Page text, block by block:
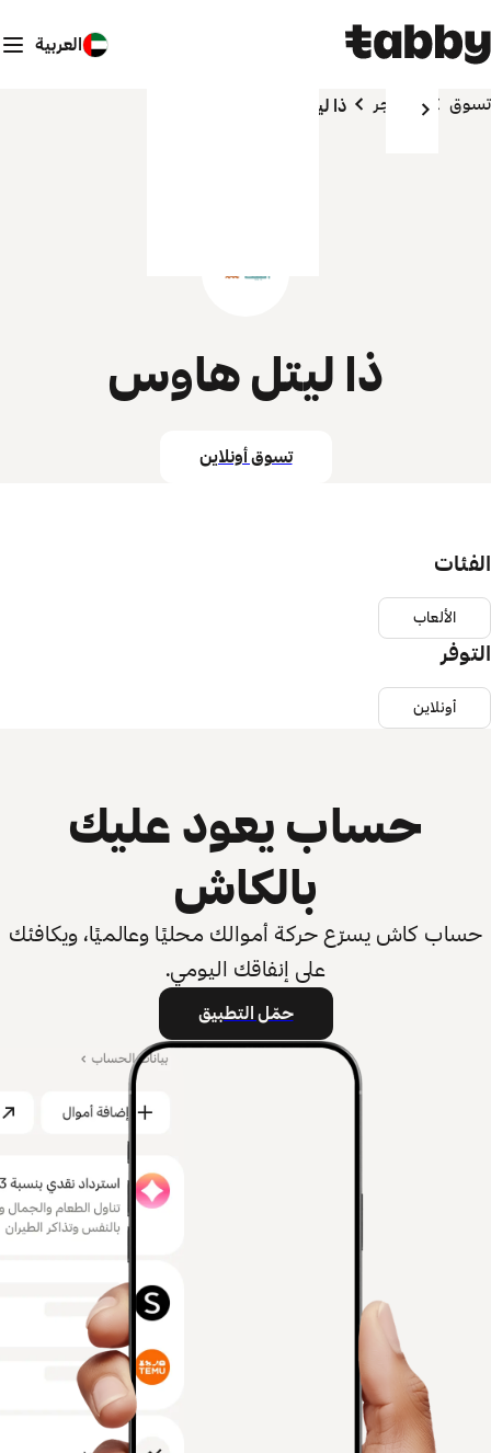
العربية
تسوق المتاجر ذا ليتل هاوس
ذا ليتل هاوس
تسوق أونلاين
الفئات
الألعاب
التوفر
أونلاين
حساب يعود عليك
بالكاش
حساب كاش يسرّع حركة أموالك محليًا وعالميًا، ويكافئك
على إنفاقك اليومي.
حمّل التطبيق